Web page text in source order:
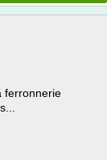
ferronnerie